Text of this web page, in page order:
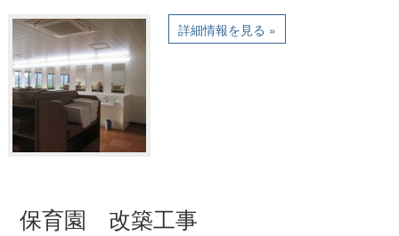
詳細情報を見る »
保育園 改築工事